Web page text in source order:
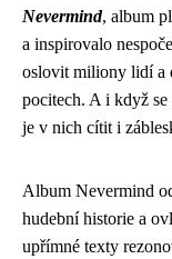
Nevermind, album
a inspirovalo
oslovit miliony lidí a
pocitech. A i když se
je v nich cítit i
Album Nevermind
hudební historie a
upřímné texty